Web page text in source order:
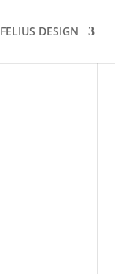
FELIUS DESIGN